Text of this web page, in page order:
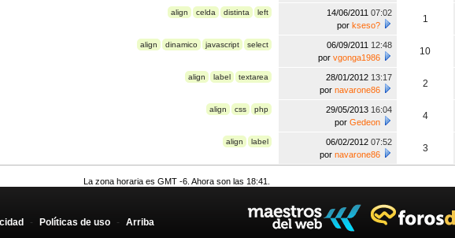
align celda distinta left 14/06/2011 07:02
por kseso?
1
align dinamico javascript select 06/09/2011 12:48
por vgonga1986
10
align label textarea 28/01/2012 13:17
por navarone86
2
align css php 29/05/2013 16:04
por Gedeon
4
align label 06/02/2012 07:52
por navarone86
3
La zona horaria es GMT -6. Ahora son las 18:41.
- Políticas de uso - Arriba